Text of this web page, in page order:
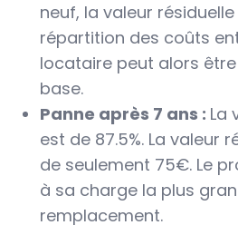
neuf, la valeur
répartition des coûts
locataire peut alors
base.
Panne après 7 ans : La
est de 87.5%. La valeur
de seulement 75€. Le
à sa charge la plus
remplacement.